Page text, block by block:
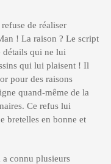
de réaliser
! La raison ? Le script
détails qui ne lui
qui lui plaisent ! Il
pour des raisons
quand-même de la
Ce refus lui
bretelles en bonne et
a connu plusieurs